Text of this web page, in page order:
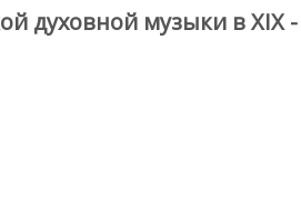
духовной музыки в XIX -